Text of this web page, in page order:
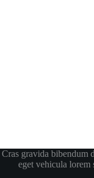
Cras gravida bibendum
eget vehicula lorem